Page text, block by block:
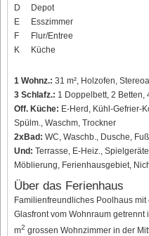
D
Depot
E
Esszimmer
F
Flur/Entree
K
Küche
1 Wohnz.: 31 m², Holzofen,
3 Schlafz.: 1 Doppelbett, 2 Betten,
Off. Küche: E-Herd, Kühl-Gefrier-
Spülm., Waschm, Trockner
2xBad: WC, Waschb., Dusche,
Und: Terrasse, E-Heiz.,
Möblierung, Ferienhausgebiet,
Über das Ferienhaus
Familienfreundliches Poolhaus
Glasfront vom Wohnraum getrennt
m2 grossen Wohnzimmer in der